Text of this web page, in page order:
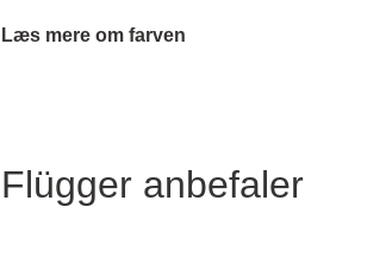
Læs mere om farven
Flügger anbefaler